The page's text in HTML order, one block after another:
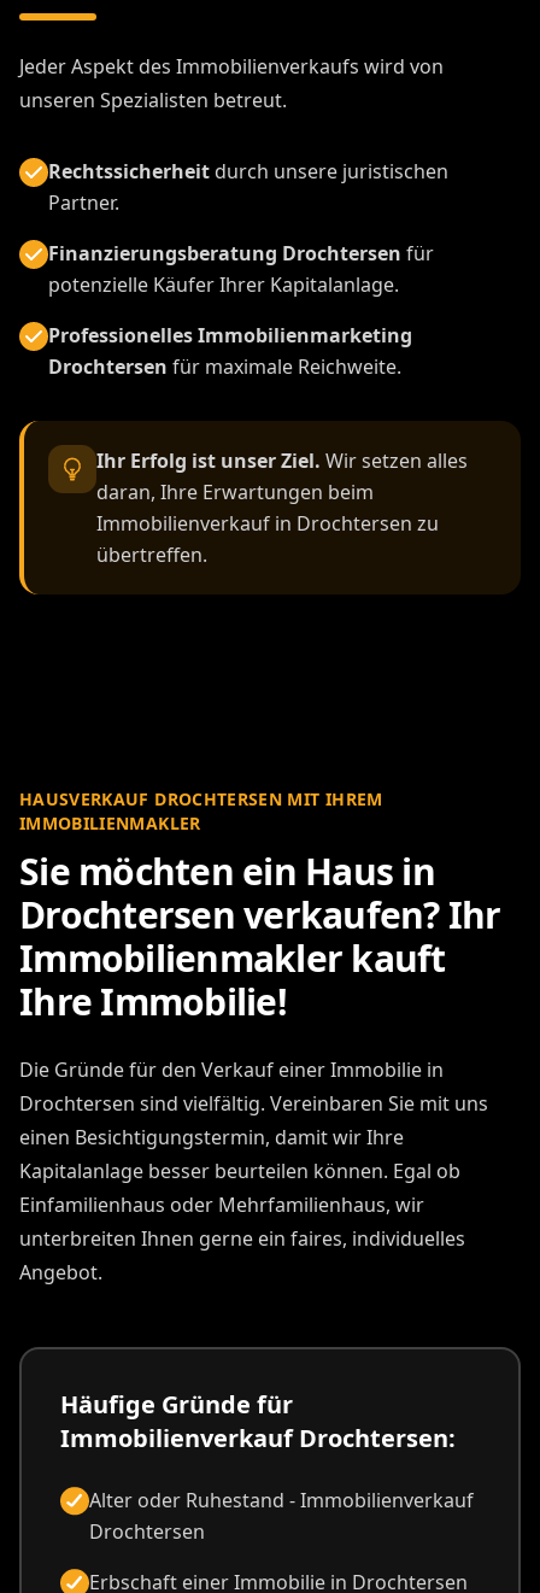
Häufige Gründe für
Immobilienverkauf Drochtersen:
Alter oder Ruhestand - Immobilienverkauf
Drochtersen
Erbschaft einer Immobilie in Drochtersen
Umzug oder Familienzuwachs - neues
Zuhause in Drochtersen
Eine neue Lebenssituation - Immobilie in
Unverbindlichen Termin mit
Immobilienmakler Drochtersen
vereinbaren
Willkommen bei Ihrem
Immobilienmakler
Drochtersen - City
Immobilienmakler
Wenn es um Immobilien in Drochtersen geht, geht es
umVertrauen, Werte und Entscheidungen. Sie
verdienen einen Partner, der mehr ist als nur ein
Vermittler – ein echter Wegbegleiter. City
Immobilienmakler Drochtersen steht für Kompetenz,
Erfahrung und ehrliche Beratung. Wir wissen, dass es
beim Verkauf oder Kauf einer Immobilie nicht nur um
Erinnerungen und Zukunftsträume. Deshalb nehmen
vermittelten Immobilien und über 30 Jahren
Branchenerfahrung bieten wir Ihnen die Kombination
aus tiefem Marktverständnis und professioneller
Umsetzung. Willkommen bei Ihrem